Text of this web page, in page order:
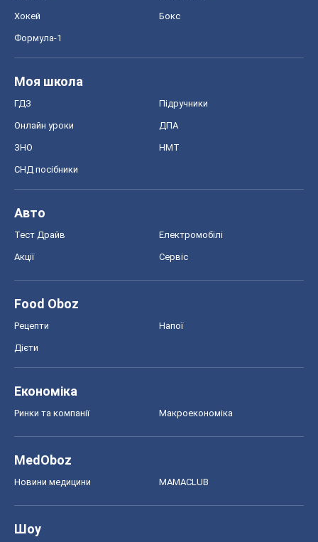
Хокей Бокс
Формула-1
Моя школа
ГДЗ Підручники
Онлайн уроки ДПА
ЗНО НМТ
СНД посібники
Авто
Тест Драйв Електромобілі
Акції Сервіс
Food Oboz
Рецепти Напої
Дієти
Економіка
Ринки та компанії Макроекономіка
MedOboz
Новини медицини MAMACLUB
Шоу